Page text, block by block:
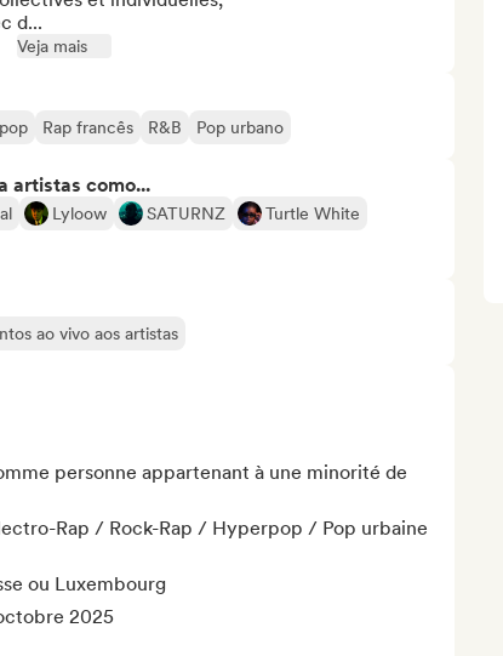
d...
Veja mais
Rap francês R&B Pop urbano
artistas como...
Lyloow SATURNZ
Turtle White
ao vivo aos artistas
personne appartenant à une minorité de
Rap / Rock-Rap / Hyperpop / Pop urbaine
ou Luxembourg
2025